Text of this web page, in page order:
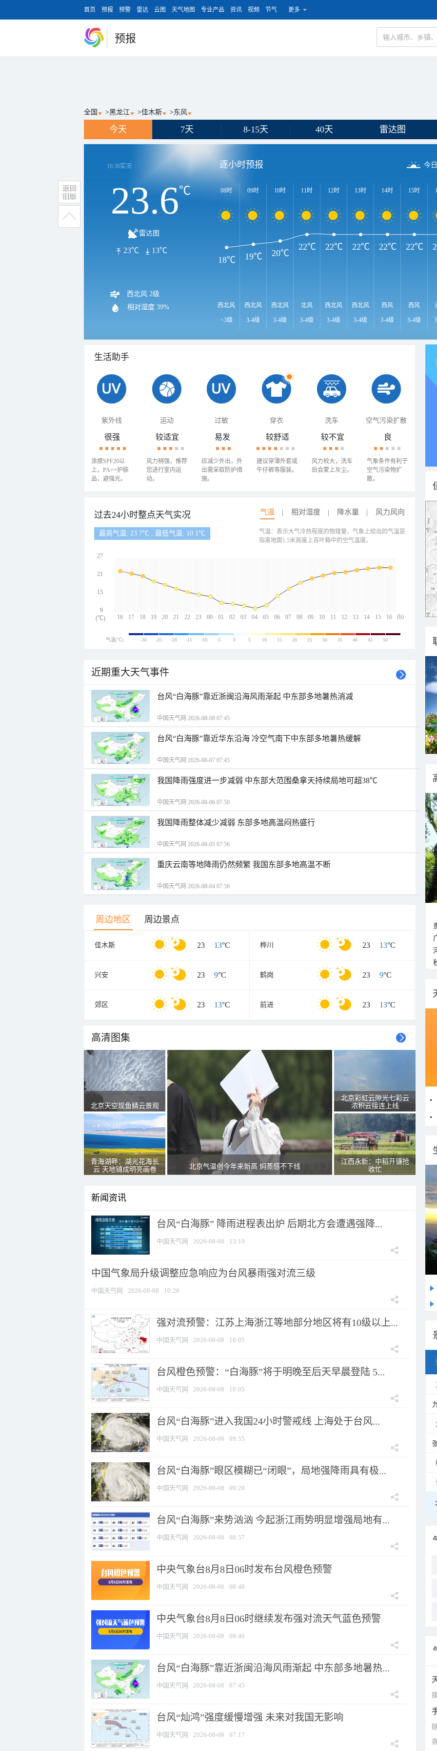
首页 预报 预警 雷达 云图 天气地图 专业产品 资讯 视频 节气 更多
预报
全国 >黑龙江 >佳木斯 >东风
今天 7天 8-15天 40天 雷达图
16:30实况
23.6℃
雷达图
23℃ 13℃
西北风 2级
相对湿度 39%
逐小时预报 今
08时
西北风
<3级
09时
西北风
3-4级
10时
西北风
3-4级
11时
北风
3-4级
12时
西北风
3-4级
13时
西北风
3-4级
14时
西风
3-4级
15时
西风
3-4级
18℃ 19℃ 20℃
22℃ 22℃ 22℃ 22℃ 22℃
生活助手
紫外线 运动 过敏 穿衣 洗车 空气污染扩散
很强
涂擦SPF20以
上，PA++护肤
品，避强光。
较适宜
风力稍强，推荐
您进行室内运
动。
易发
应减少外出，外
出需采取防护措
施。
较舒适
建议穿薄外套或
牛仔裤等服装。
较不宜
风力较大，洗车
后会蒙上灰尘。
良
气象条件有利于
空气污染物扩
散。
过去24小时整点天气实况 气温 相对湿度 降水量 风力风向
最高气温: 23.7℃ , 最低气温: 10.1℃
16 17 18 19 20 21 22 23 00 01 02 03 04 05 06 07 08 09 10 11 12 13 14 15 16
27
21
15
9
(h)
(℃)
气温：表示大气冷热程度的物理量，气象上给出的气温是
指离地面1.5米高度上百叶箱中的空气温度。
气温(℃) -30 -25 -20 -15 -10 -5 0 5 10 15 20 25 30 35 40 45 50
近期重大天气事件
台风“白海豚”靠近浙闽沿海风雨渐起 中东部多地暑热消减
中国天气网 2026-08-08 07:45
台风“白海豚”靠近华东沿海 冷空气南下中东部多地暑热缓解
中国天气网 2026-08-07 07:45
我国降雨强度进一步减弱 中东部大范围桑拿天持续局地可超38℃
中国天气网 2026-08-06 07:50
我国降雨整体减少减弱 东部多地高温闷热盛行
中国天气网 2026-08-05 07:56
重庆云南等地降雨仍然频繁 我国东部多地高温不断
中国天气网 2026-08-04 07:56
周边地区 周边景点
佳木斯 23 / 13°C 桦川 23 / 13°C
兴安 23 / 9°C 鹤岗 23 / 9°C
郊区 23 / 13°C 前进 23 / 13°C
高清图集
北京天空现鱼鳞云景观
青海湖畔：湖光花海长
云 天地铺成明亮画卷
北京气温创今年来新高 焖蒸感不下线
北京彩虹云隙光七彩云
浓积云接连上线
江西永新：中稻开镰抢
收忙
新闻资讯
台风“白海豚” 降雨进程表出炉 后期北方会遭遇强降...
中国天气网 2026-08-08 13:19
中国气象局升级调整应急响应为台风暴雨强对流三级
中国天气网 2026-08-08 10:26
强对流预警：江苏上海浙江等地部分地区将有10级以上...
中国天气网 2026-08-08 10:05
台风橙色预警：“白海豚”将于明晚至后天早晨登陆 5...
中国天气网 2026-08-08 10:05
台风“白海豚”进入我国24小时警戒线 上海处于台风...
中国天气网 2026-08-08 09:55
台风“白海豚”眼区模糊已“闭眼”，局地强降雨具有极...
中国天气网 2026-08-08 09:28
台风“白海豚”来势汹汹 今起浙江雨势明显增强局地有...
中国天气网 2026-08-08 08:57
中央气象台8月8日06时发布台风橙色预警
中国天气网 2026-08-08 08:48
中央气象台8月8日06时继续发布强对流天气蓝色预警
中国天气网 2026-08-08 08:46
台风“白海豚”靠近浙闽沿海风雨渐起 中东部多地暑热...
中国天气网 2026-08-08 07:45
台风“灿鸿”强度缓慢增强 未来对我国无影响
中国天气网 2026-08-08 07:17